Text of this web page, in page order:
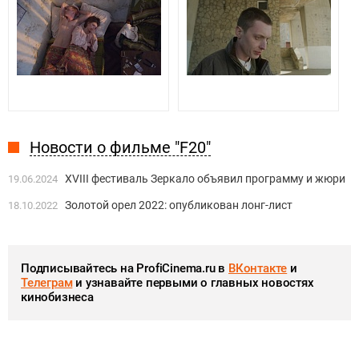
Новости о фильме "F20"
19.06.2024 XVIII фестиваль Зеркало объявил программу и жюри
18.10.2022 Золотой орел 2022: опубликован лонг-лист
Подписывайтесь на ProfiCinema.ru в ВКонтакте и
Телеграми узнавайте первыми о главных новостях
кинобизнеса